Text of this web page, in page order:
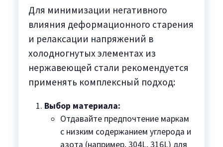
Для минимизации негативного
влияния деформационного старения
и релаксации напряжений в
холодногнутых элементах из
нержавеющей стали рекомендуется
применять комплексный подход:
Выбор материала:
Отдавайте предпочтение маркам
с низким содержанием углерода и
азота (например, 304L, 316L) для